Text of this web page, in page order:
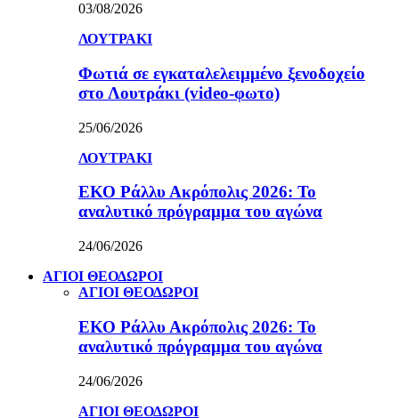
03/08/2026
ΛΟΥΤΡΑΚΙ
Φωτιά σε εγκαταλελειμμένο ξενοδοχείο
στο Λουτράκι (video-φωτο)
25/06/2026
ΛΟΥΤΡΑΚΙ
ΕΚΟ Ράλλυ Ακρόπολις 2026: Το
αναλυτικό πρόγραμμα του αγώνα
24/06/2026
ΑΓΙΟΙ ΘΕΟΔΩΡΟΙ
ΑΓΙΟΙ ΘΕΟΔΩΡΟΙ
ΕΚΟ Ράλλυ Ακρόπολις 2026: Το
αναλυτικό πρόγραμμα του αγώνα
24/06/2026
ΑΓΙΟΙ ΘΕΟΔΩΡΟΙ